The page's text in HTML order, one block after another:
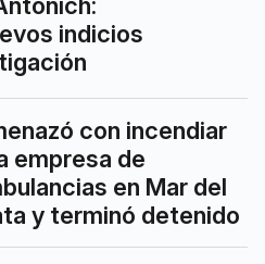
indicios
con incendiar
empresa de
en Mar del
y terminó detenido